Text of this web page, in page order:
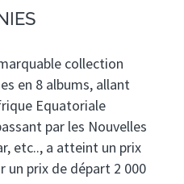
collection
en 8 albums, allant
Equatoriale
par les Nouvelles
etc.., a atteint un prix
un prix de départ 2 000